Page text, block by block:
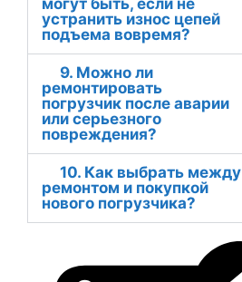
могут быть, если не
устранить износ цепей
подъема вовремя?
9. Можно ли
ремонтировать
погрузчик после аварии
или серьезного
повреждения?
10. Как выбрать между
ремонтом и покупкой
нового погрузчика?